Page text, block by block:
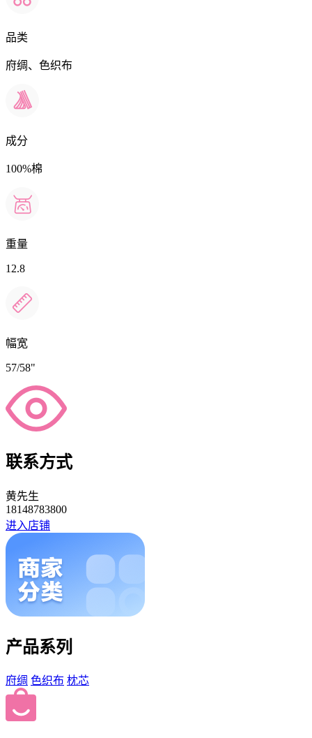
品类
府绸、色织布
成分
100%棉
重量
12.8
幅宽
57/58"
联系方式
黄先生
18148783800
进入店铺
产品系列
府绸 色织布 枕芯